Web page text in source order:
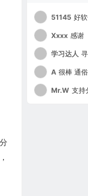
51145 好
Xxxx 感谢
学习达人
A 很棒 通
Mr.W 支持